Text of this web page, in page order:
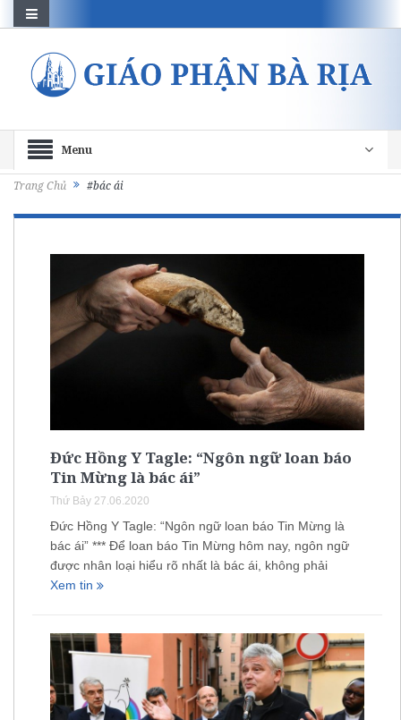
Menu
Trang Chủ #bác ái
Đức Hồng Y Tagle: “Ngôn ngữ loan báo
Tin Mừng là bác ái”
Thứ Bảy 27.06.2020
Đức Hồng Y Tagle: “Ngôn ngữ loan báo Tin Mừng là
bác ái” *** Để loan báo Tin Mừng hôm nay, ngôn ngữ
được nhân loại hiểu rõ nhất là bác ái, không phải
Xem tin